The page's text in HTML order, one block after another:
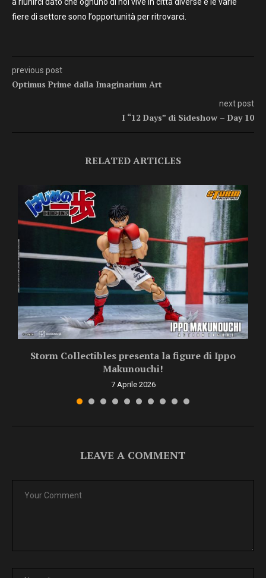
a riunirci dato che ognuno di noi vive in città diverse e le varie
fiere di settore sono l’opportunità per ritrovarci.
previous post
Optimus Prime dalla Imaginarium Art
next post
I “12 Days” di Sideshow – Day 10
RELATED ARTICLES
Storm Collectibles presenta la figure di Ippo
Makunouchi!
7 Aprile 2026
LEAVE A COMMENT